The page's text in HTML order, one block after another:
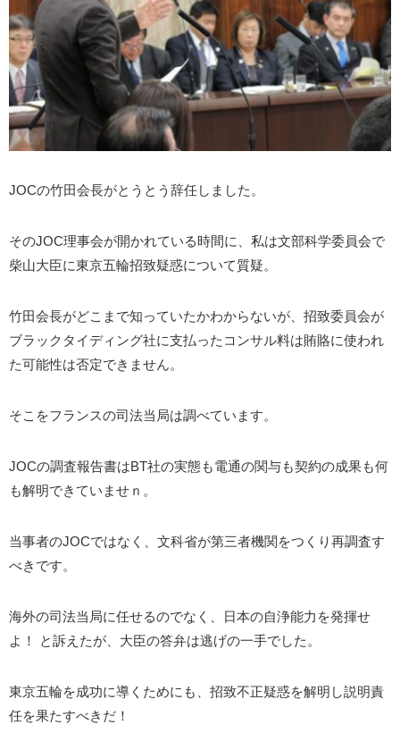
JOCの竹田会長がとうとう辞任しました。
そのJOC理事会が開かれている時間に、私は文部科学委員会で
柴山大臣に東京五輪招致疑惑について質疑。
竹田会長がどこまで知っていたかわからないが、招致委員会が
ブラックタイディング社に支払ったコンサル料は賄賂に使われ
た可能性は否定できません。
そこをフランスの司法当局は調べています。
JOCの調査報告書はBT社の実態も電通の関与も契約の成果も何
も解明できていませｎ。
当事者のJOCではなく、文科省が第三者機関をつくり再調査す
べきです。
海外の司法当局に任せるのでなく、日本の自浄能力を発揮せ
よ！ と訴えたが、大臣の答弁は逃げの一手でした。
東京五輪を成功に導くためにも、招致不正疑惑を解明し説明責
任を果たすべきだ！